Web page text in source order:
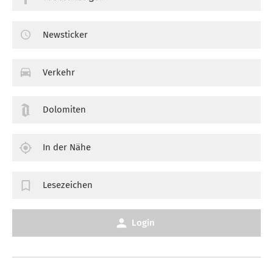
Newsticker
Verkehr
Dolomiten
In der Nähe
Lesezeichen
Login